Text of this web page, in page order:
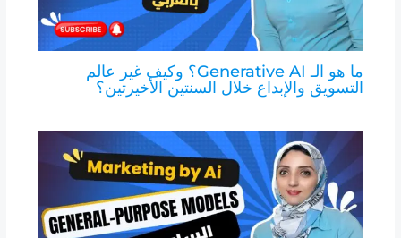
ما هو الـ Generative AI؟ وكيف غير عالم
التسويق والإبداع خلال السنتين الأخيرتين؟